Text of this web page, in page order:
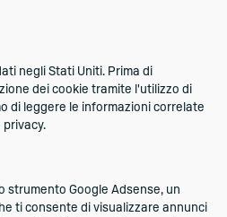
negli Stati Uniti. Prima di
dei cookie tramite l'utilizzo di
di leggere le informazioni correlate
strumento Google Adsense, un
ti consente di visualizzare annunci